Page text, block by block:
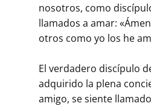
nosotros, como
llamados a amar:
otros como yo los he
El verdadero discípulo
adquirido la plena
amigo, se siente